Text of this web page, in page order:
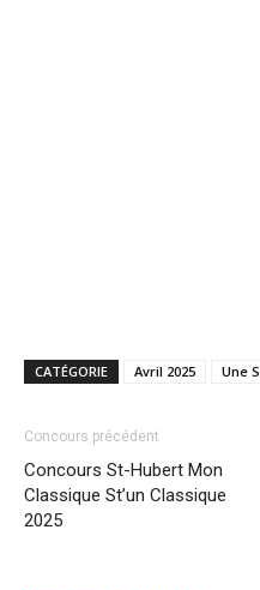
CATÉGORIE Avril 2025 Une
Concours précédent
Concours St-Hubert Mon
Classique St’un Classique
2025